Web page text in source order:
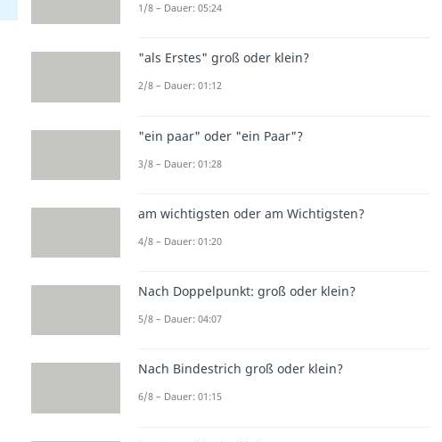
1/8 – Dauer: 05:24
"als Erstes" groß oder klein?
2/8 – Dauer: 01:12
"ein paar" oder "ein Paar"?
3/8 – Dauer: 01:28
am wichtigsten oder am Wichtigsten?
4/8 – Dauer: 01:20
Nach Doppelpunkt: groß oder klein?
5/8 – Dauer: 04:07
Nach Bindestrich groß oder klein?
6/8 – Dauer: 01:15